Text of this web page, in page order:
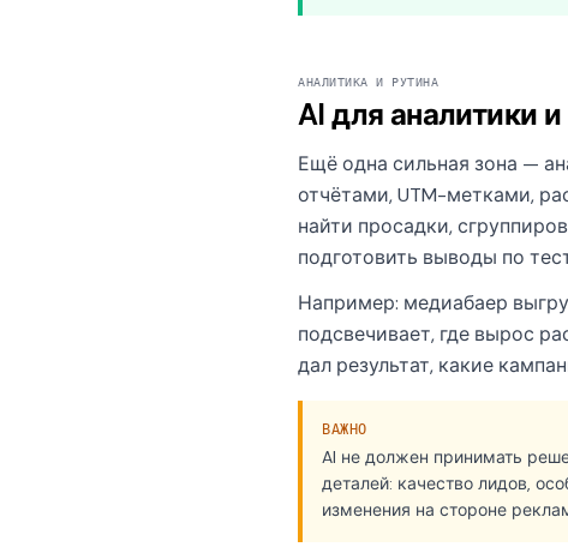
АНАЛИТИКА И РУТИНА
AI для аналитики
Ещё одна сильная зона —
отчётами, UTM-метками,
найти просадки,
подготовить выводы по
Например: медиабаер
подсвечивает, где вырос
дал результат, какие
ВАЖНО
AI не должен принимать
деталей: качество лидов,
изменения на стороне